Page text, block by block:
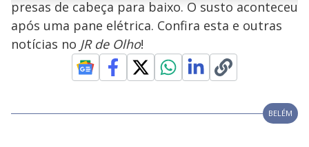
a
y
V
n
d
s
d
o
presas de cabeça para baixo. O susto aconteceu
após uma pane elétrica. Confira esta e outras
notícias no JR de Olho!
BELÉM